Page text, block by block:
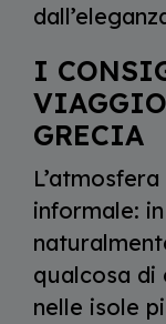
I
GRECIA
informale:
qualcosa di
nelle isole